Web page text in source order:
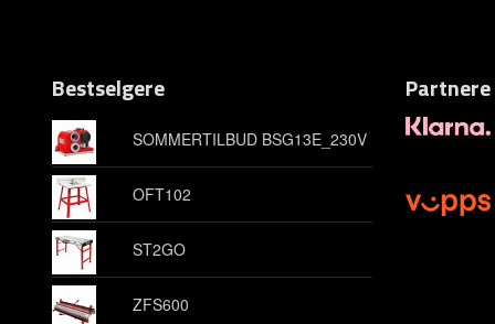
Bestselgere
SOMMERTILBUD BSG13E_230V
OFT102
ST2GO
ZFS600
Partnere